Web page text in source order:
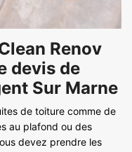
Renov
devis de
Sur Marne
de toiture comme de
au plafond ou des
devez prendre les